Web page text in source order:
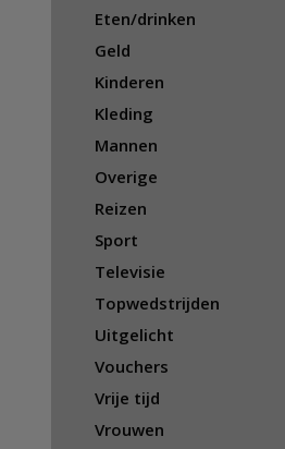
Eten/drinken
Geld
Kinderen
Kleding
Mannen
Overige
Reizen
Sport
Televisie
Topwedstrijden
Uitgelicht
Vouchers
Vrije tijd
Vrouwen